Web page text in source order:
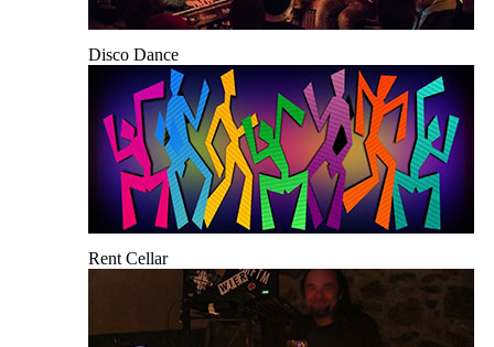
Disco Dance
Rent Cellar